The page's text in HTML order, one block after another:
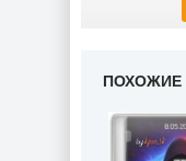
ПОХОЖИЕ